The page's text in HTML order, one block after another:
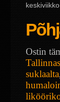
Ostin
suklaalta